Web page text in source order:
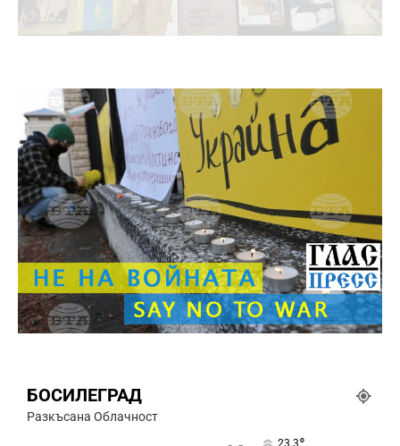
БОСИЛЕГРАД
Разкъсана Облачност
23.3